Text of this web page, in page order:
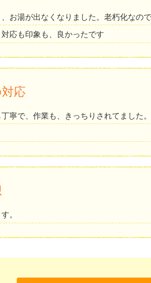
お湯が出なくなりました。老朽化なの
応も印象も、良かったです
応
寧で、作業も、きっちりされてました
。